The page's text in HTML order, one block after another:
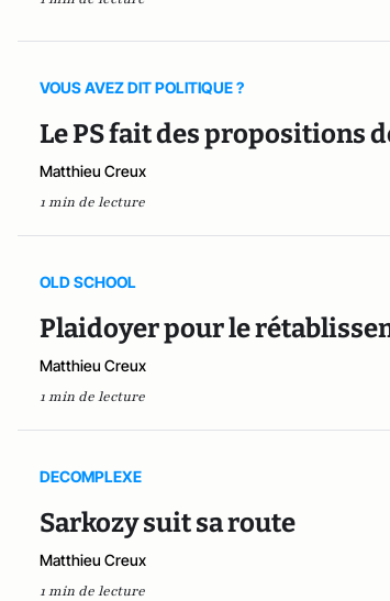
VOUS AVEZ DIT POLITIQUE ?
Le PS fait des propositions
Matthieu Creux
1 min de lecture
OLD SCHOOL
Plaidoyer pour le
Matthieu Creux
1 min de lecture
DECOMPLEXE
Sarkozy suit sa route
Matthieu Creux
1 min de lecture